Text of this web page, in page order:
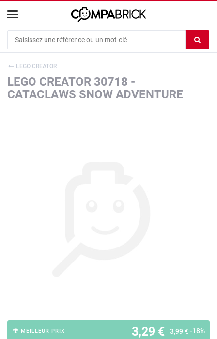
le
LEGO CREATOR
LEGO CREATOR 30718 -
CATACLAWS SNOW ADVENTURE
3,29 € 3,99 €-18%
MEILLEUR PRIX
Cookies management panel